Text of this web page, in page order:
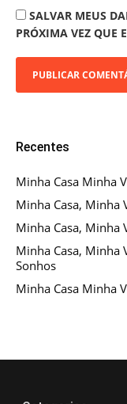
SALVAR MEUS
PRÓXIMA VEZ QUE
Recentes
Minha Casa Minha
Minha Casa, Minha
Minha Casa, Minha
Minha Casa, Minha
Sonhos
Minha Casa Minha